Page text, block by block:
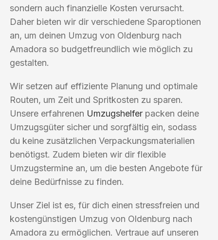
sondern auch finanzielle Kosten verursacht.
Daher bieten wir dir verschiedene Sparoptionen
an, um deinen Umzug von Oldenburg nach
Amadora so budgetfreundlich wie möglich zu
gestalten.
Wir setzen auf effiziente Planung und optimale
Routen, um Zeit und Spritkosten zu sparen.
Unsere erfahrenen Umzugshelfer packen deine
Umzugsgüter sicher und sorgfältig ein, sodass
du keine zusätzlichen Verpackungsmaterialien
benötigst. Zudem bieten wir dir flexible
Umzugstermine an, um die besten Angebote für
deine Bedürfnisse zu finden.
Unser Ziel ist es, für dich einen stressfreien und
kostengünstigen Umzug von Oldenburg nach
Amadora zu ermöglichen. Vertraue auf unseren